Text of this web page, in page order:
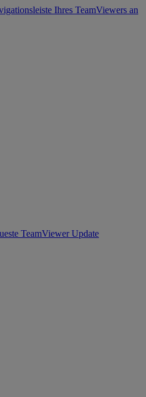
Ihres TeamViewers an
TeamViewer Update